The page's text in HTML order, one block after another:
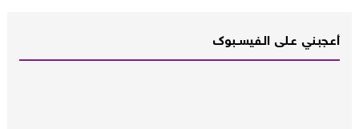
أعـــجبــني عـــلى الــفــيســــبوك